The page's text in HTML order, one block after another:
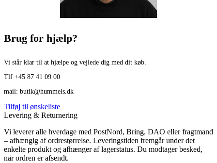
Brug for hjælp?
Vi står klar til at hjælpe og vejlede dig med dit køb.
Tlf +45 87 41 09 00
mail: butik@hummels.dk
Tilføj til ønskeliste
Levering & Returnering
Vi leverer alle hverdage med PostNord, Bring, DAO eller fragtmand
– afhængig af ordrestørrelse. Leveringstiden fremgår under det
enkelte produkt og afhænger af lagerstatus. Du modtager besked,
når ordren er afsendt.